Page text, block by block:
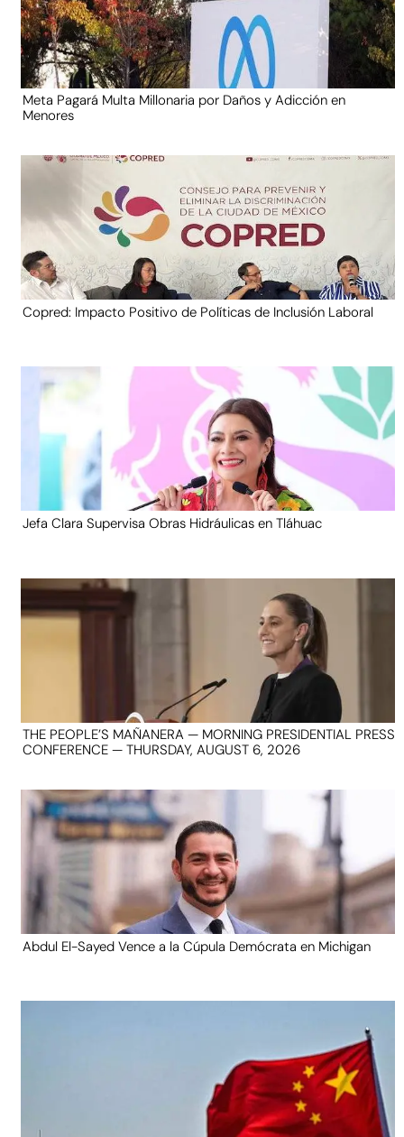
Meta Pagará Multa Millonaria por Daños y Adicción en
Menores
Copred: Impacto Positivo de Políticas de Inclusión Laboral
Jefa Clara Supervisa Obras Hidráulicas en Tláhuac
THE PEOPLE’S MAÑANERA — MORNING PRESIDENTIAL PRESS
CONFERENCE — THURSDAY, AUGUST 6, 2026
Abdul El-Sayed Vence a la Cúpula Demócrata en Michigan